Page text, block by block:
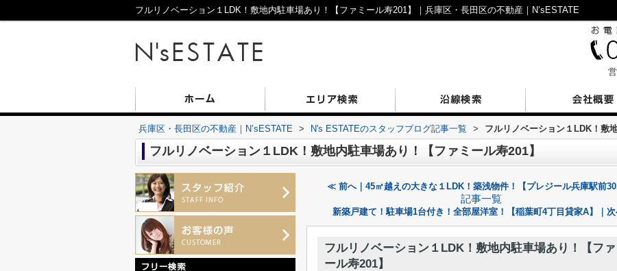
フルリノベーション１LDK！敷地内駐車場あり！【ファミール寿201】｜兵庫区・長田区の不動産｜N’sESTATE
兵庫区・長田区の不動産｜N’sESTATE > N's ESTATEのスタッフブログ記事一覧 > フルリノベーション１LDK！敷
フルリノベーション１LDK！敷地内駐車場あり！【ファミール寿201】
≪ 前へ｜45㎡越えの大きな１LDK！築浅物件！【プレジール兵庫駅前
記事一覧
新築戸建て！駐車場1台付き！全部屋洋室！【稲葉町4丁目貸家A】｜
フルリノベーション１LDK！敷地内駐車場あり！【ファ
ール寿201】